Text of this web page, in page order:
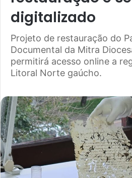
digitalizado
Projeto de restauração do
Documental da Mitra
permitirá acesso online a
Litoral Norte gaúcho.